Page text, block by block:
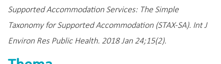
Supported Accommodation Services: The Simple
Taxonomy for Supported Accommodation (STAX-SA). Int J
Environ Res Public Health. 2018 Jan 24;15(2).